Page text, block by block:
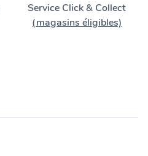
Service Click & Collect
(magasins éligibles)